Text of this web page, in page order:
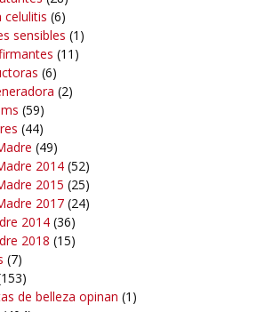
celulitis (6)
sensibles (1)
(11)
(6)
(2)
(59)
(44)
(49)
2014 (52)
2015 (25)
2017 (24)
2014 (36)
2018 (15)
(7)
de belleza opinan (1)